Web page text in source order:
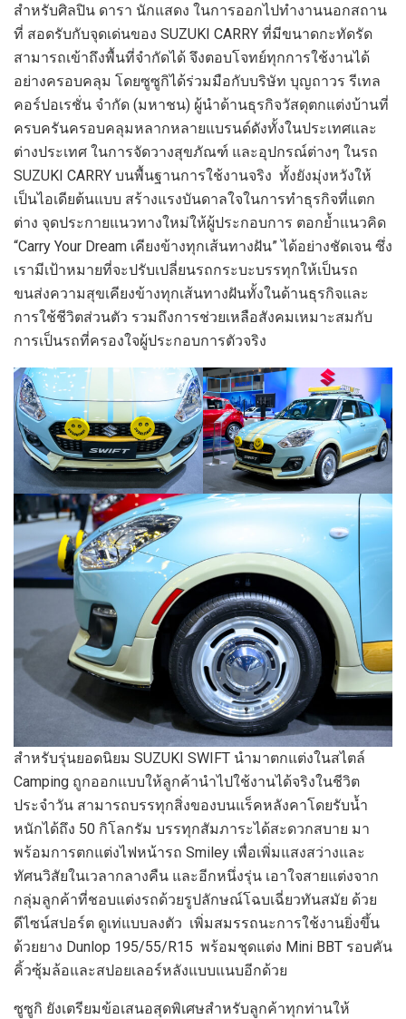
สำหรับศิลปิน ดารา นักแสดง ในการออกไปทำงานนอกสถาน
ที่ สอดรับกับจุดเด่นของ SUZUKI CARRY ที่มีขนาดกะทัดรัด
สามารถเข้าถึงพื้นที่จำกัดได้ จึงตอบโจทย์ทุกการใช้งานได้
อย่างครอบคลุม โดยซูซูกิได้ร่วมมือกับบริษัท บุญถาวร รีเทล
คอร์ปอเรชั่น จำกัด (มหาชน) ผู้นำด้านธุรกิจวัสดุตกแต่งบ้านที่
ครบครันครอบคลุมหลากหลายแบรนด์ดังทั้งในประเทศและ
ต่างประเทศ ในการจัดวางสุขภัณฑ์ และอุปกรณ์ต่างๆ ในรถ
SUZUKI CARRY บนพื้นฐานการใช้งานจริง ทั้งยังมุ่งหวังให้
เป็นไอเดียต้นแบบ สร้างแรงบันดาลใจในการทำธุรกิจที่แตก
ต่าง จุดประกายแนวทางใหม่ให้ผู้ประกอบการ ตอกย้ำแนวคิด
“Carry Your Dream เคียงข้างทุกเส้นทางฝัน” ได้อย่างชัดเจน ซึ่ง
เรามีเป้าหมายที่จะปรับเปลี่ยนรถกระบะบรรทุกให้เป็นรถ
ขนส่งความสุขเคียงข้างทุกเส้นทางฝันทั้งในด้านธุรกิจและ
การใช้ชีวิตส่วนตัว รวมถึงการช่วยเหลือสังคมเหมาะสมกับ
การเป็นรถที่ครองใจผู้ประกอบการตัวจริง
สำหรับรุ่นยอดนิยม SUZUKI SWIFT นำมาตกแต่งในสไตล์
Camping ถูกออกแบบให้ลูกค้านำไปใช้งานได้จริงในชีวิต
ประจำวัน สามารถบรรทุกสิ่งของบนแร็คหลังคาโดยรับน้ำ
หนักได้ถึง 50 กิโลกรัม บรรทุกสัมภาระได้สะดวกสบาย มา
พร้อมการตกแต่งไฟหน้ารถ Smiley เพื่อเพิ่มแสงสว่างและ
ทัศนวิสัยในเวลากลางคืน และอีกหนึ่งรุ่น เอาใจสายแต่งจาก
กลุ่มลูกค้าที่ชอบแต่งรถด้วยรูปลักษณ์โฉบเฉี่ยวทันสมัย ด้วย
ดีไซน์สปอร์ต ดูเท่แบบลงตัว เพิ่มสมรรถนะการใช้งานยิ่งขึ้น
ด้วยยาง Dunlop 195/55/R15 พร้อมชุดแต่ง Mini BBT รอบคัน
คิ้วซุ้มล้อและสปอยเลอร์หลังแบบแนบอีกด้วย
ซูซูกิ ยังเตรียมข้อเสนอสุดพิเศษสำหรับลูกค้าทุกท่านให้